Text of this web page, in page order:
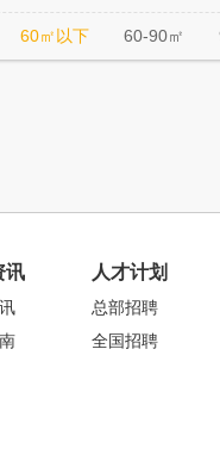
60㎡以下 60-90㎡
讯 人才计划
总部招聘
全国招聘